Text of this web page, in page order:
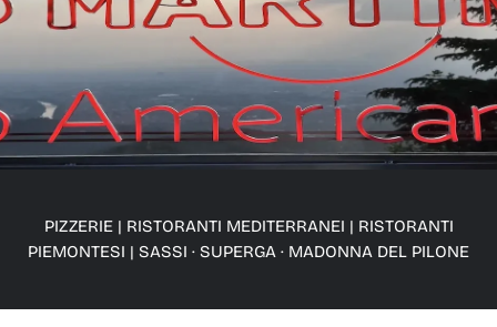
PIZZERIE| RISTORANTI MEDITERRANEI | RISTORANTI
PIEMONTESI | SASSI · SUPERGA · MADONNA DEL PILONE